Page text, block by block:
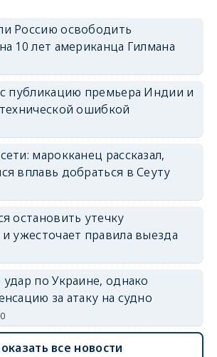
Россию освободить
10 лет американца Гилмана
публикацию премьера Индии и
ошибкой
марокканец рассказал,
вплавь добраться в Сеуту
остановить утечку
ужесточает правила выезда
по Украине, однако
за атаку на судно
все новости